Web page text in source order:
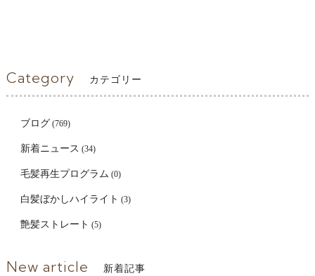
Category カテゴリー
ブログ (769)
新着ニュース (34)
毛髪再生プログラム (0)
白髪ぼかしハイライト (3)
艶髪ストレート (5)
New article 新着記事